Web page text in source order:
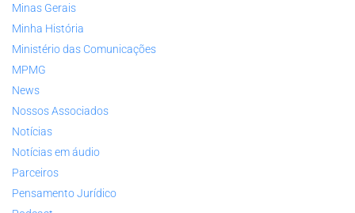
Minas Gerais
Minha História
Ministério das Comunicações
MPMG
News
Nossos Associados
Notícias
Notícias em áudio
Parceiros
Pensamento Jurídico